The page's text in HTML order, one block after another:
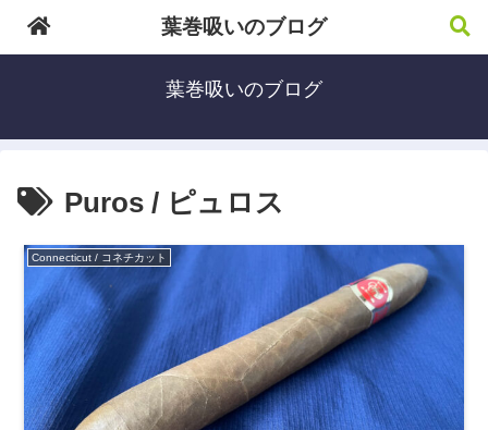
葉巻吸いのブログ
Puros / ピュロス
Connecticut / コネチカット
葉巻吸いのブログ